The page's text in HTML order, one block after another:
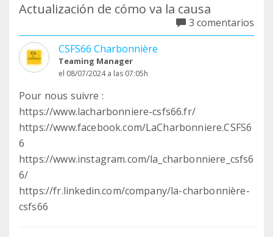
Actualización de cómo va la causa
3 comentarios
CSFS66 Charbonnière
Teaming Manager
el 08/07/2024 a las 07:05h
Pour nous suivre :
https://www.lacharbonniere-csfs66.fr/
https://www.facebook.com/LaCharbonniere.CSFS6
6
https://www.instagram.com/la_charbonniere_csfs6
6/
https://fr.linkedin.com/company/la-charbonnière-
csfs66